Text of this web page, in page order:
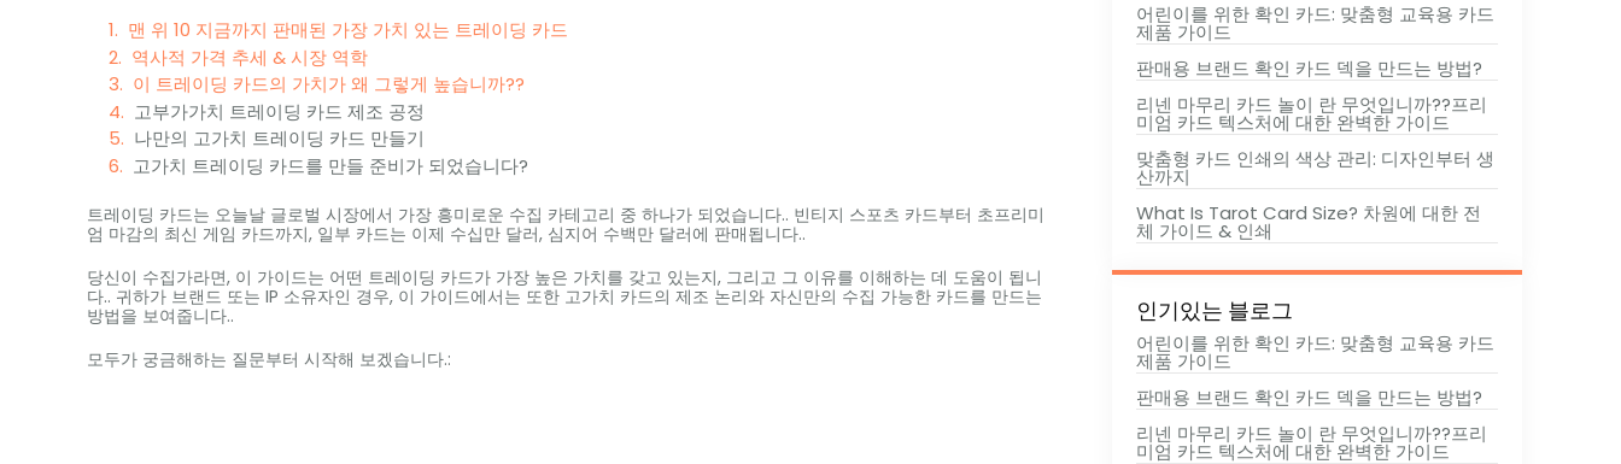
맨 위 10 지금까지 판매된 가장 가치 있는 트레이딩 카드
역사적 가격 추세 & 시장 역학
이 트레이딩 카드의 가치가 왜 그렇게 높습니까??
고부가가치 트레이딩 카드 제조 공정
나만의 고가치 트레이딩 카드 만들기
고가치 트레이딩 카드를 만들 준비가 되었습니다?
트레이딩 카드는 오늘날 글로벌 시장에서 가장 흥미로운 수집 카테고리 중 하나가 되었습니다.. 빈티지 스포츠 카드부터 초프리미
엄 마감의 최신 게임 카드까지, 일부 카드는 이제 수십만 달러, 심지어 수백만 달러에 판매됩니다..
당신이 수집가라면, 이 가이드는 어떤 트레이딩 카드가 가장 높은 가치를 갖고 있는지, 그리고 그 이유를 이해하는 데 도움이 됩니
다.. 귀하가 브랜드 또는 IP 소유자인 경우, 이 가이드에서는 또한 고가치 카드의 제조 논리와 자신만의 수집 가능한 카드를 만드는
방법을 보여줍니다..
모두가 궁금해하는 질문부터 시작해 보겠습니다.:
어린이를 위한 확인 카드: 맞춤형 교육용 카드
제품 가이드
판매용 브랜드 확인 카드 덱을 만드는 방법?
리넨 마무리 카드 놀이 란 무엇입니까??프리
미엄 카드 텍스처에 대한 완벽한 가이드
맞춤형 카드 인쇄의 색상 관리: 디자인부터 생
산까지
What Is Tarot Card Size? 차원에 대한 전
체 가이드 & 인쇄
인기있는 블로그
어린이를 위한 확인 카드: 맞춤형 교육용 카드
제품 가이드
판매용 브랜드 확인 카드 덱을 만드는 방법?
리넨 마무리 카드 놀이 란 무엇입니까??프리
미엄 카드 텍스처에 대한 완벽한 가이드